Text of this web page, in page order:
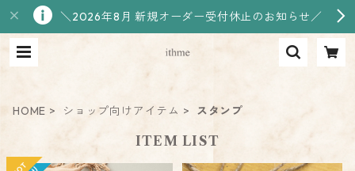
＼2026年8月 新規オーダー受付休止のお知らせ／
HOME ショップ向けアイテム スタンプ
ITEM LIST